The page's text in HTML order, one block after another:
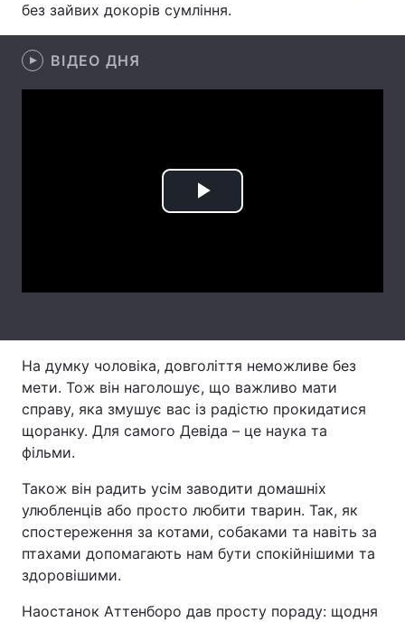
Лонгріди
без зайвих докорів сумління.
ВІДЕО ДНЯ
Play
На думку чоловіка, довголіття неможливе без
мети. Тож він наголошує, що важливо мати
справу, яка змушує вас із радістю прокидатися
щоранку. Для самого Девіда – це наука та
фільми.
Також він радить усім заводити домашніх
улюбленців або просто любити тварин. Так, як
спостереження за котами, собаками та навіть за
птахами допомагають нам бути спокійнішими та
здоровішими.
Наостанок Аттенборо дав просту пораду: щодня